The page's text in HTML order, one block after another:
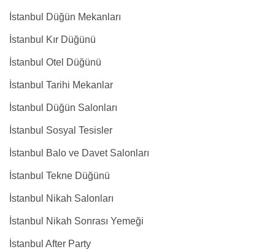
İstanbul Düğün Mekanları
İstanbul Kır Düğünü
İstanbul Otel Düğünü
İstanbul Tarihi Mekanlar
İstanbul Düğün Salonları
İstanbul Sosyal Tesisler
İstanbul Balo ve Davet Salonları
İstanbul Tekne Düğünü
İstanbul Nikah Salonları
İstanbul Nikah Sonrası Yemeği
İstanbul After Party